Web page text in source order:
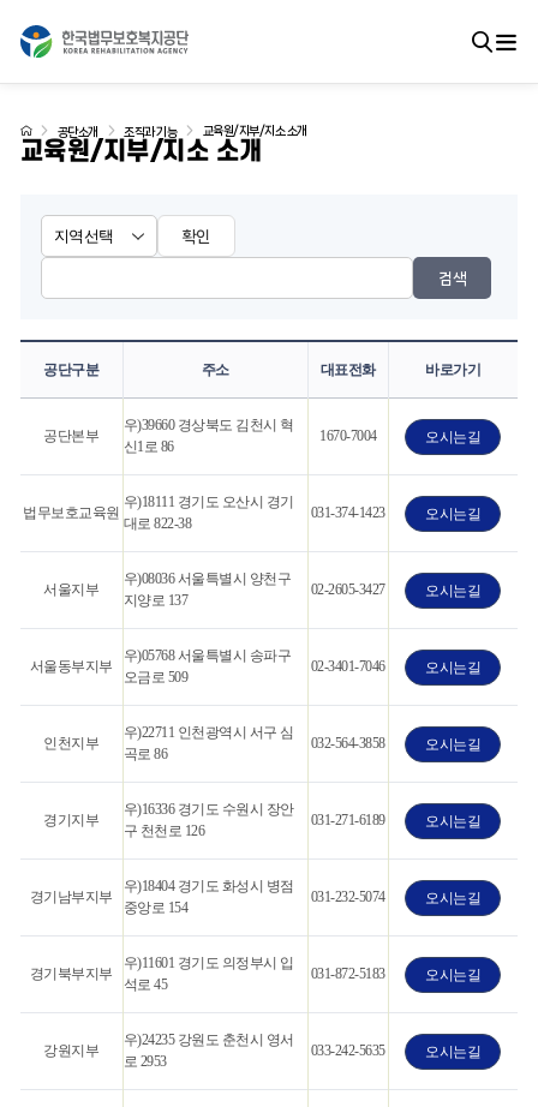
교육원/지부/지소 소개
공단소개 조직과 기능 교육원/지부/지소 소개
확인
검색
공단구분 주소 대표전화 바로가기
공단본부
우)39660 경상북도 김천시 혁
신1로 86
1670-7004 오시는길
법무보호교육원
우)18111 경기도 오산시 경기
대로 822-38
031-374-1423 오시는길
서울지부
우)08036 서울특별시 양천구
지양로 137
02-2605-3427 오시는길
서울동부지부
우)05768 서울특별시 송파구
오금로 509
02-3401-7046 오시는길
인천지부
우)22711 인천광역시 서구 심
곡로 86
032-564-3858 오시는길
경기지부
우)16336 경기도 수원시 장안
구 천천로 126
031-271-6189 오시는길
경기남부지부
우)18404 경기도 화성시 병점
중앙로 154
031-232-5074 오시는길
경기북부지부
우)11601 경기도 의정부시 입
석로 45
031-872-5183 오시는길
강원지부
우)24235 강원도 춘천시 영서
로 2953
033-242-5635 오시는길